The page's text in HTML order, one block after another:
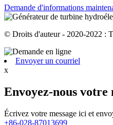
Demande d'informations
© Droits d'auteur - 2020-2022 :
Envoyer un courriel
x
Envoyez-nous votre
Écrivez votre message ici et
+86-028-87013699